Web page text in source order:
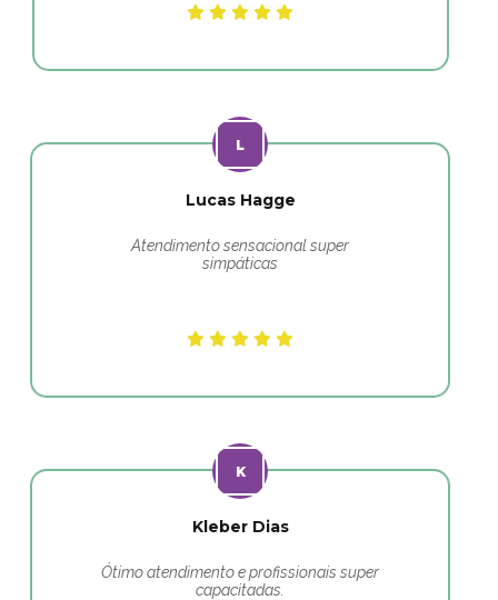
Lucas Hagge
Atendimento sensacional super
simpáticas
Kleber Dias
Ótimo atendimento e profissionais super
capacitadas.